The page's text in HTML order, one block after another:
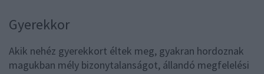
Gyerekkor
Akik nehéz gyerekkort éltek meg, gyakran hordoznak
magukban mély bizonytalanságot, állandó megfelelési